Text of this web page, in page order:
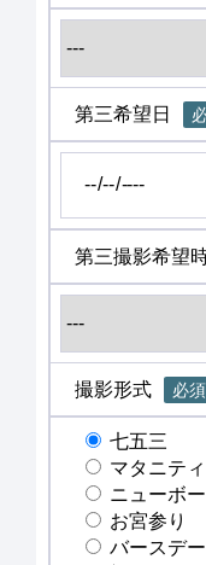
第三希望日
第三撮影希望
撮影形式 必須
七五三
マタニティ
ニューボ
お宮参り
バースデー